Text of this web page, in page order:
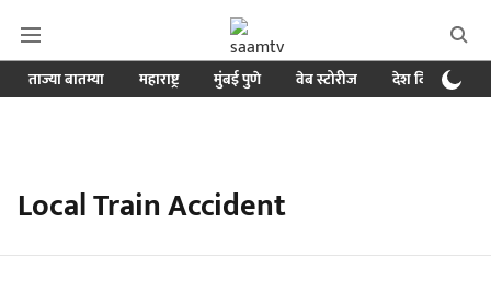
ताज्या बातम्या महाराष्ट्र मुंबई पुणे वेब स्टोरीज देश विदेश
Local Train Accident